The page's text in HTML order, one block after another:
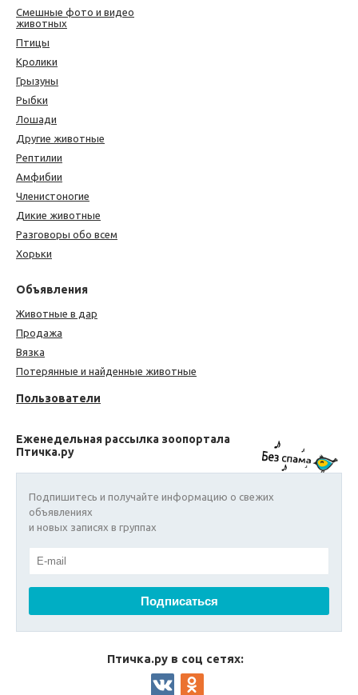
Смешные фото и видео
животных
Птицы
Кролики
Грызуны
Рыбки
Лошади
Другие животные
Рептилии
Амфибии
Членистоногие
Дикие животные
Разговоры обо всем
Хорьки
Объявления
Животные в дар
Продажа
Вязка
Потерянные и найденные животные
Пользователи
Еженедельная рассылка зоопортала
Птичка.ру
Подпишитесь и получайте информацию о свежих
объявлениях
и новых записях в группах
Птичка.ру в соц сетях: